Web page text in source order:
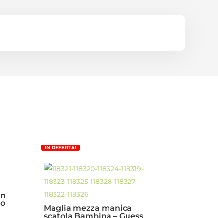
IN OFFERTA!
Maglia mezza manica
scatola Bambina – Guess